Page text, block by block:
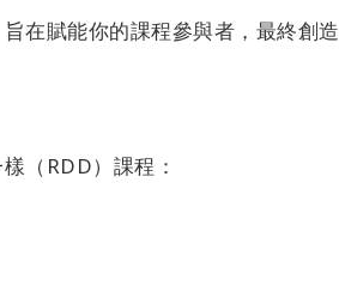
在賦能你的課程參與者，最終創造
（RDD）課程：